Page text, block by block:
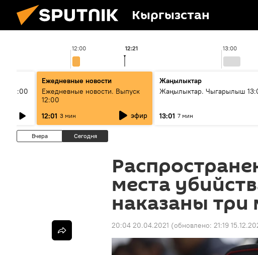
Кыргызстан
12:00 13:00
12:21
11:00
Ежедневные новости
Ежедневные новости. Выпуск
12:00
12:01 3 мин эфир
Жаңылыктар
Жаңылыктар. Чыгарылыш
13:01 7 мин
Вчера Сегодня
места
наказаны
20:04 20.04.2021 (обновлено: 21:19